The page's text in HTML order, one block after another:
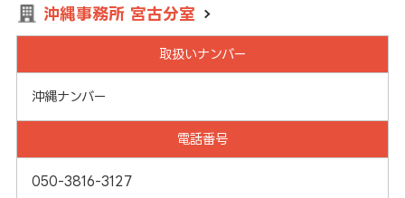
沖縄事務所 宮古分室
取扱いナンバー
沖縄ナンバー
電話番号
050-3816-3127